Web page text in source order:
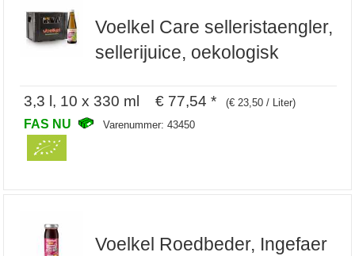
Voelkel Care selleristaengler,
sellerijuice, oekologisk
3,3 l, 10 x 330 ml € 77,54 * (€ 23,50 / Liter)
FAS NU Varenummer: 43450
Voelkel Roedbeder, Ingefaer